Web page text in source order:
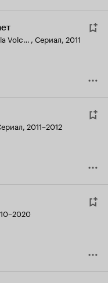
Mi corazón insiste... en Lola Volcán , Сериал, 2011
2011–2012